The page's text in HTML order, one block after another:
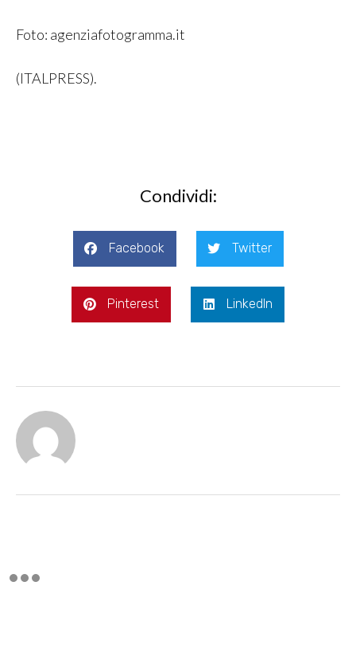
Foto: agenziafotogramma.it
(ITALPRESS).
Condividi:
Facebook Twitter
Pinterest LinkedIn